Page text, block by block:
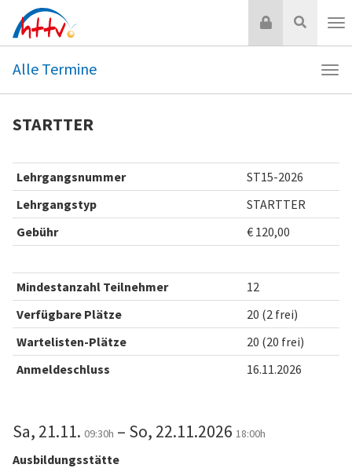
Inhalt
springen
Suche
Login
Alle
Alle Termine
STARTTER
Lehrgangsnummer
ST15-2026
Lehrgangstyp
STARTTER
Gebühr
€ 120,00
Mindestanzahl Teilnehmer
12
Verfügbare Plätze
20 (2 frei)
Wartelisten-Plätze
20 (20 frei)
Anmeldeschluss
16.11.2026
Sa, 21.11. 09:30h – So, 22.11.2026 18:00h
Ausbildungsstätte